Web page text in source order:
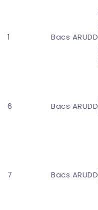
1 Bacs ARUDD
6 Bacs ARUDD
7 Bacs ARUDD